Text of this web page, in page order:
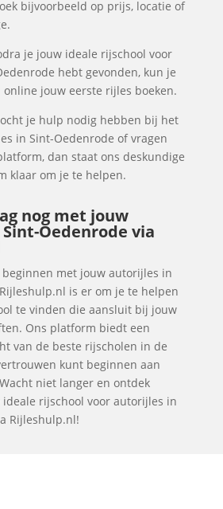
bijvoorbeeld op prijs, locatie of
je jouw ideale rijschool voor
hebt gevonden, kun je
online jouw eerste rijles boeken.
je hulp nodig hebben bij het
in Sint-Oedenrode of vragen
dan staat ons deskundige
klaar om je te helpen.
nog met jouw
Oedenrode via
beginnen met jouw autorijles in
is er om je te helpen
te vinden die aansluit bij jouw
Ons platform biedt een
van de beste rijscholen in de
kunt beginnen aan
niet langer en ontdek
rijschool voor autorijles in
Rijleshulp.nl!